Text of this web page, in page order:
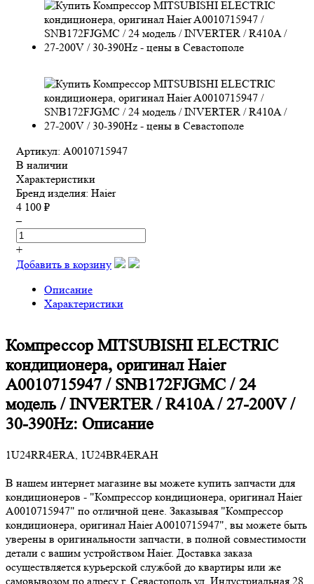
Артикул: A0010715947
В наличии
Характеристики
Бренд изделия: Haier
4 100 ₽
–
+
Добавить в корзину
Описание
Характеристики
Компрессор MITSUBISHI ELECTRIC
кондиционера, оригинал Haier
A0010715947 / SNB172FJGMC / 24
модель / INVERTER / R410A / 27-200V /
30-390Hz: Описание
1U24RR4ERA, 1U24BR4ERAH
В нашем интернет магазине вы можете купить запчасти для
кондиционеров - "Компрессор кондиционера, оригинал Haier
A0010715947" по отличной цене. Заказывая "Компрессор
кондиционера, оригинал Haier A0010715947", вы можете быть
уверены в оригинальности запчасти, в полной совместимости
детали с вашим устройством Haier. Доставка заказа
осуществляется курьерской службой до квартиры или же
самовывозом по адресу г. Севастополь ул. Индустриальная 28